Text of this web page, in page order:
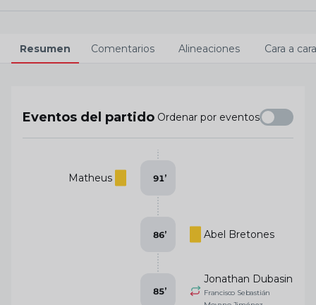
Resumen Comentarios Alineaciones Cara a cara
Eventos del partido Ordenar por eventos
Matheus 91’
Abel Bretones
86’
Jonathan Dubasin
Francisco Sebastián
85’